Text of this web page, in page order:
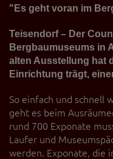
"Es geht voran im
Teisendorf – Der
Bergbaumuseums in
alten Ausstellung hat
Einrichtung trägt,
So einfach und schnell
geht es beim
rund 700 Exponate
Laufer und
werden. Exponate, die